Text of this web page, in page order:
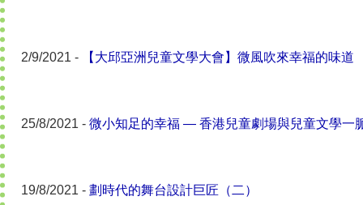
2/9/2021 - 【大邱亞洲兒童文學大會】微風吹來幸福的味道
25/8/2021 - 微小知足的幸福 — 香港兒童劇場與兒童文學一
19/8/2021 - 劃時代的舞台設計巨匠（二）